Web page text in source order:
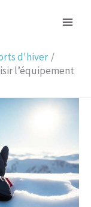
d'hiver
l’équipement